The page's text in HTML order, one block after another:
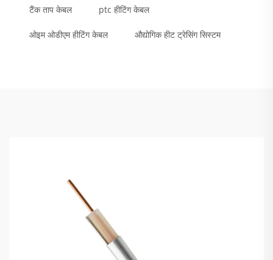
टैंक ताप केबल ptc हीटिंग केबल
ओइम ओडीएम हीटिंग केबल औद्योगिक हीट ट्रेसिंग सिस्टम